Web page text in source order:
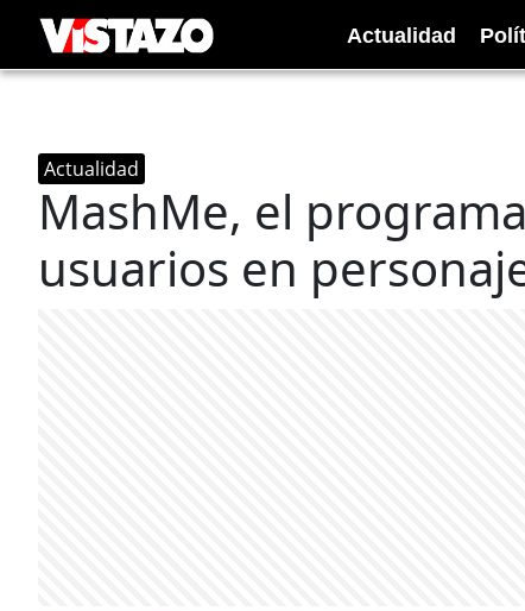
Actualidad
Actualidad
MashMe, el
usuarios en